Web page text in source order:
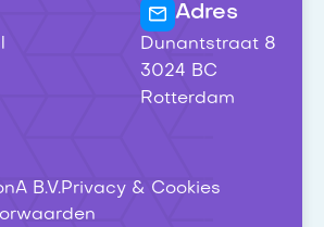
Adres
Dunantstraat 8
3024 BC
Rotterdam
B.V.Privacy & Cookies